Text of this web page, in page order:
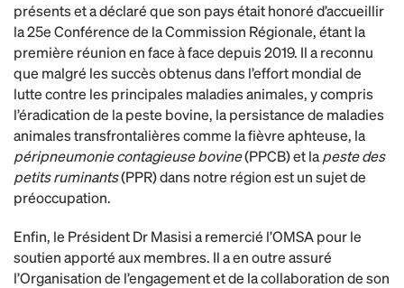
présents et a déclaré que son pays était honoré d’accueillir
la 25e Conférence de la Commission Régionale, étant la
première réunion en face à face depuis 2019. Il a reconnu
que malgré les succès obtenus dans l’effort mondial de
lutte contre les principales maladies animales, y compris
l’éradication de la peste bovine, la persistance de maladies
animales transfrontalières comme la fièvre aphteuse, la
péripneumonie contagieuse bovine(PPCB) et lapeste des
petits ruminants(PPR) dans notre région est un sujet de
préoccupation.
Enfin, le Président Dr Masisi a remercié l’OMSA pour le
soutien apporté aux membres. Il a en outre assuré
l’Organisation de l’engagement et de la collaboration de son